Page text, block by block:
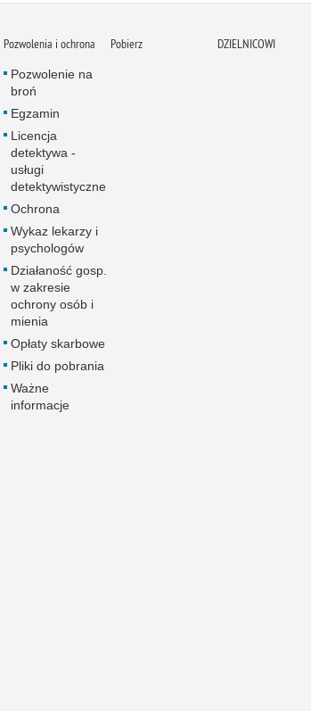
Pozwolenia i ochrona
Pozwolenie na
broń
Egzamin
Licencja
detektywa -
usługi
detektywistyczne
Ochrona
Wykaz lekarzy i
psychologów
Działaność gosp.
w zakresie
ochrony osób i
mienia
Opłaty skarbowe
Pliki do pobrania
Ważne
informacje
Pobierz DZIELNICOWI